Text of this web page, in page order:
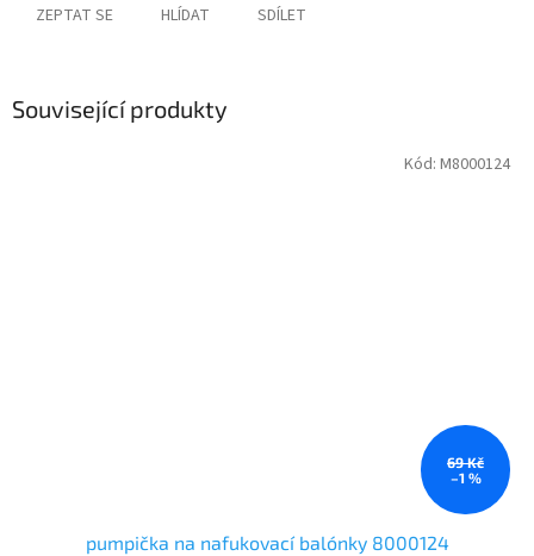
ZEPTAT SE HLÍDAT SDÍLET
Související produkty
69 Kč
–1 %
pumpička na nafukovací balónky 8000124
Kód: M8000124